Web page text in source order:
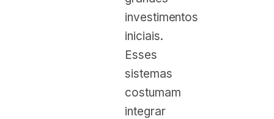
investimentos
iniciais.
Esses
sistemas
costumam
integrar